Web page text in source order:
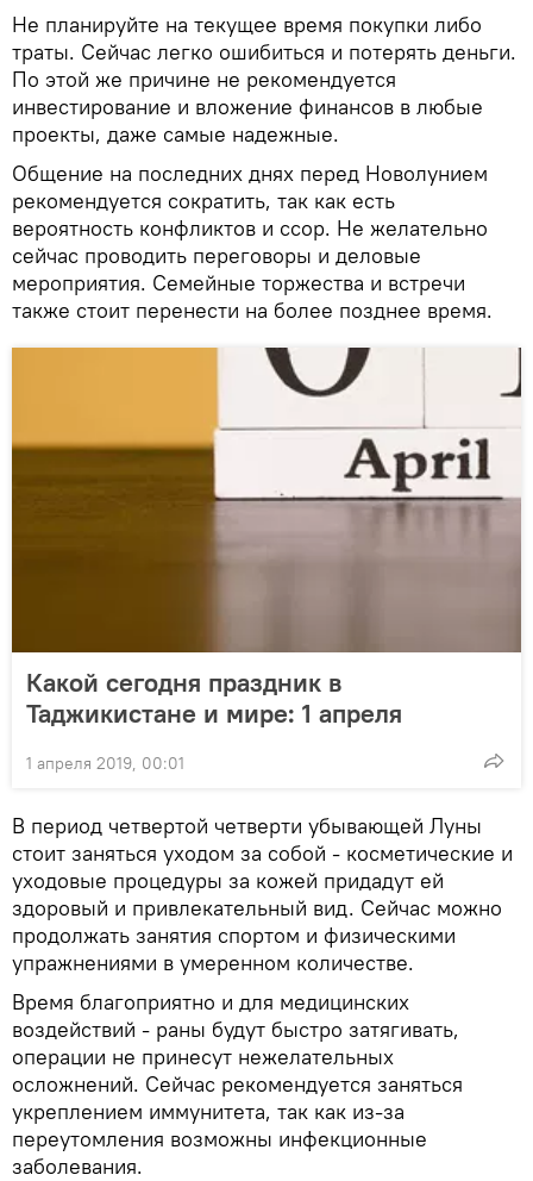
Не планируйте на текущее время покупки либо
траты. Сейчас легко ошибиться и потерять деньги.
По этой же причине не рекомендуется
инвестирование и вложение финансов в любые
проекты, даже самые надежные.
Общение на последних днях перед Новолунием
рекомендуется сократить, так как есть
вероятность конфликтов и ссор. Не желательно
сейчас проводить переговоры и деловые
мероприятия. Семейные торжества и встречи
также стоит перенести на более позднее время.
Какой сегодня праздник в
Таджикистане и мире: 1 апреля
1 апреля 2019, 00:01
В период четвертой четверти убывающей Луны
стоит заняться уходом за собой - косметические и
уходовые процедуры за кожей придадут ей
здоровый и привлекательный вид. Сейчас можно
продолжать занятия спортом и физическими
упражнениями в умеренном количестве.
Время благоприятно и для медицинских
воздействий - раны будут быстро затягивать,
операции не принесут нежелательных
осложнений. Сейчас рекомендуется заняться
укреплением иммунитета, так как из-за
переутомления возможны инфекционные
заболевания.